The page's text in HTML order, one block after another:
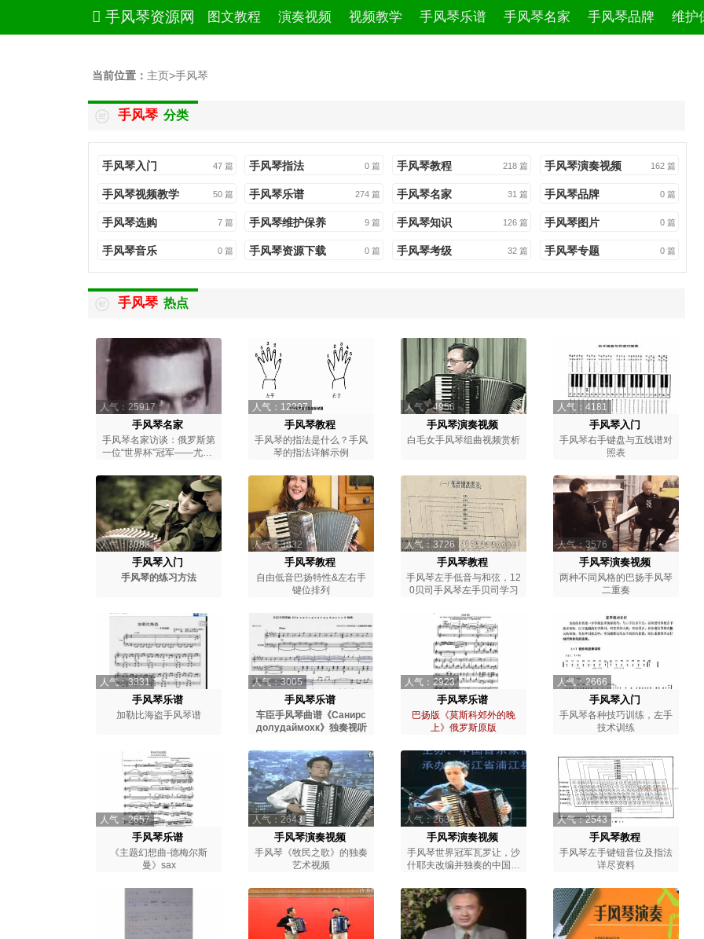
手风琴资源网 图文教程 演奏视频 视频教学 手风琴乐谱 手风琴名家 手风琴品牌 维护
当前位置： 主页>手风琴
手风琴 分类
手风琴入门 47 篇 手风琴指法 0 篇 手风琴教程 218 篇 手风琴演奏视频 162 篇
手风琴视频教学 50 篇 手风琴乐谱 274 篇 手风琴名家 31 篇 手风琴品牌 0 篇
手风琴选购 7 篇 手风琴维护保养 9 篇 手风琴知识 126 篇 手风琴图片 0 篇
手风琴音乐 0 篇 手风琴资源下载 0 篇 手风琴考级 32 篇 手风琴专题 0 篇
手风琴 热点
人气：25917
手风琴名家
手风琴名家访谈：俄罗斯第
一位“世界杯”冠军——尤里·
人气：12207
手风琴教程
手风琴的指法是什么？手风
琴的指法详解示例
人气：4956
手风琴演奏视频
白毛女手风琴组曲视频赏析
人气：4181
手风琴入门
手风琴右手键盘与五线谱对
照表
人气：3883
手风琴入门
手风琴的练习方法
人气：3832
手风琴教程
自由低音巴扬特性&左右手
键位排列
人气：3726
手风琴教程
手风琴左手低音与和弦，12
0贝司手风琴左手贝司学习
人气：3576
手风琴演奏视频
两种不同风格的巴扬手风琴
二重奏
人气：3331
手风琴乐谱
加勒比海盗手风琴谱
人气：3005
手风琴乐谱
车臣手风琴曲谱《Санирс
долудаймохк》独奏视听
人气：2923
手风琴乐谱
巴扬版《莫斯科郊外的晚
上》俄罗斯原版
人气：2666
手风琴入门
手风琴各种技巧训练，左手
技术训练
人气：2657
手风琴乐谱
《主题幻想曲-德梅尔斯
曼》sax
人气：2643
手风琴演奏视频
手风琴《牧民之歌》的独奏
艺术视频
人气：2634
手风琴演奏视频
手风琴世界冠军瓦罗让，沙
什耶夫改编并独奏的中国民
人气：2543
手风琴教程
手风琴左手键钮音位及指法
详尽资料